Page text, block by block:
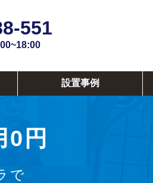
551
設置事例
0円
で